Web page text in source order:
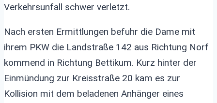
Verkehrsunfall schwer verletzt.
Nach ersten Ermittlungen befuhr die Dame mit
ihrem PKW die Landstraße 142 aus Richtung Norf
kommend in Richtung Bettikum. Kurz hinter der
Einmündung zur Kreisstraße 20 kam es zur
Kollision mit dem beladenen Anhänger eines